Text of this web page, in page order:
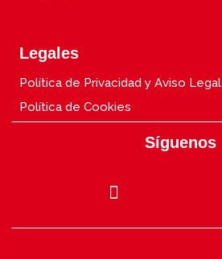
Legales
Política de Privacidad y Aviso Legal
Política de Cookies
Síguenos